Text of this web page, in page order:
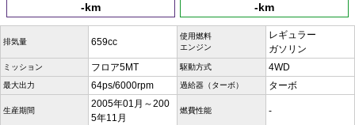
-km -km
排気量 659cc
使用燃料
エンジン
レギュラー
ガソリン
ミッション フロア5MT 駆動方式 4WD
最大出力 64ps/6000rpm 過給器（ターボ） ターボ
生産期間
2005年01月～200
5年11月
燃費性能 -